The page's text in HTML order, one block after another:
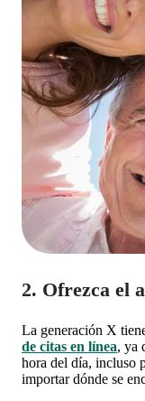
2. Ofrezca el
La generación X
de citas en línea, ya
hora del día, incluso
importar dónde se